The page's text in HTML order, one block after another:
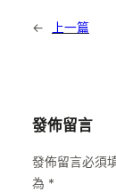
← 上一篇
發佈留言
發佈留言必須
為 *